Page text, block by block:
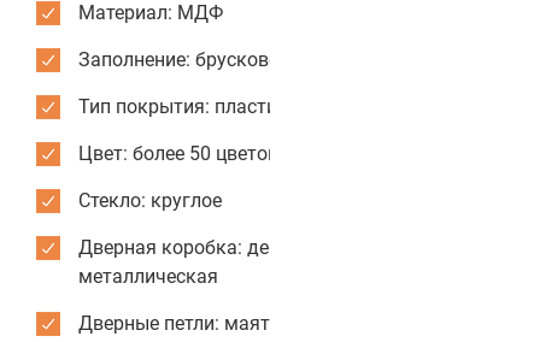
Материал: МДФ
Заполнение: брусковое
Тип покрытия: пластик CPL
Цвет: более 50 цветов и текстур для отделки
Стекло: круглое
Дверная коробка: деревянная или
металлическая
Дверные петли: маятниковые усиленные